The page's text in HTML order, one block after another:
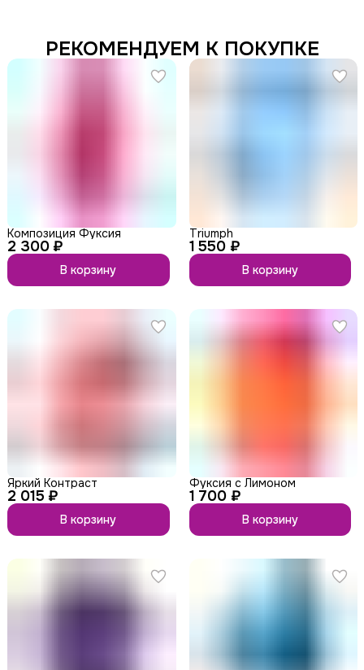
РЕКОМЕНДУЕМ К ПОКУПКЕ
2 300 ₽
Композиция Фуксия
В корзину
1 550 ₽
Triumph
В корзину
2 015 ₽
Яркий Контраст
В корзину
1 700 ₽
Фуксия с Лимоном
В корзину